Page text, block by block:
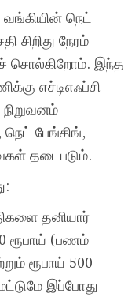
வங்கியின் நெட்
சிறிது நேரம்
சொல்கிறோம். இந்த
எச்டிஎஃப்சி
நெட் பேங்கிங்,
தடைபடும்.
தனியார்
ரூபாய் (பணம்
ரூபாய் 500
இப்போது